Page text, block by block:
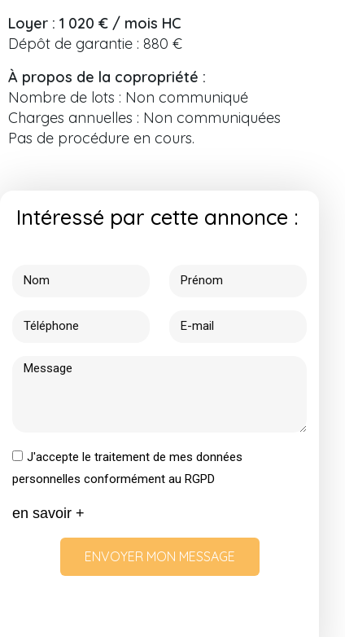
Loyer : 1 020 € / mois HC
Dépôt de garantie : 880 €
À propos de la copropriété :
Nombre de lots : Non communiqué
Charges annuelles : Non communiquées
Pas de procédure en cours.
Intéressé par cette annonce :
J'accepte le traitement de mes données
personnelles conformément au RGPD
en savoir +
ENVOYER MON MESSAGE